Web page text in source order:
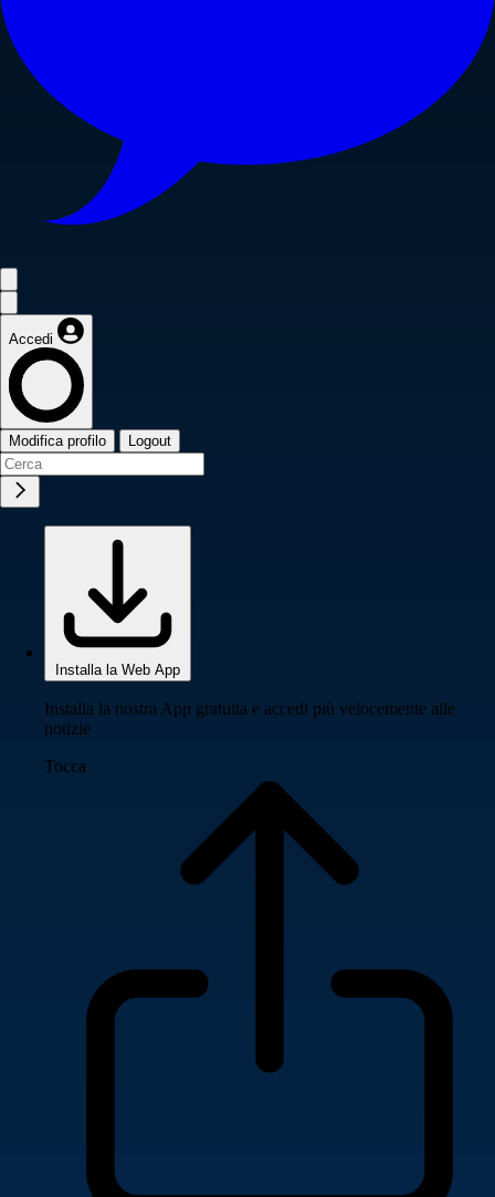
Accedi
Modifica profilo Logout
Installa la Web App
Installa la nostra App gratuita e accedi più velocemente alle
notizie
Tocca